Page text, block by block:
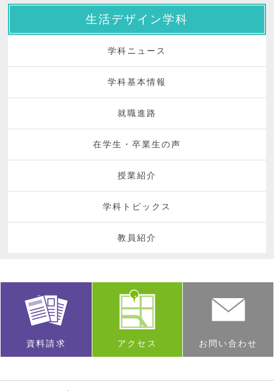
生活デザイン学科
学科ニュース
学科基本情報
就職進路
在学生・卒業生の声
授業紹介
学科トピックス
教員紹介
資料請求 アクセス お問い合わせ